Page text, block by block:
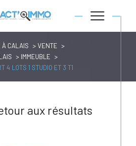
À CALAIS
VENTE
IMMEUBLE
4 LOTS 1 STUDIO ET 3 T1
aux résultats